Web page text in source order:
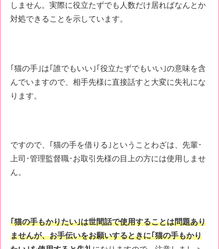
しません。実際に役立たずでも人数だけ居ればなんとか
対処できることを示しています。
｢猫の手｣は｢誰でもいい｣｢役立たずでもいい｣の意味を含
んでいますので、相手先様に直接話すと大変に失礼にな
ります。
ですので、｢猫の手を借りる｣ということわざは、先輩･
上司･管理監督職･お取引先様の目上の方には使用しませ
ん。
｢猫の手もかりたい｣は世間話で使用することは問題あり
ませんが、お手伝いをお願いするときに｢猫の手もかり